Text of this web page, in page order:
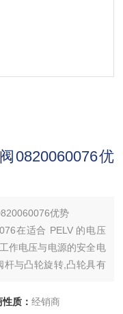
0820060076优
优势
在适合 PELV 的电压
作电压与电源的安全电
杆与凸轮旋转,凸轮具有
两个通道,上端的两个
质： 经销商